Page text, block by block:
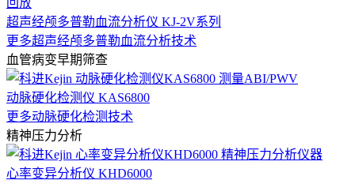
超声经颅多普勒血流分析仪 KJ-2V系列
更多超声经颅多普勒血流分析技术
血管病变早期筛查
动脉硬化检测仪 KAS6800
更多动脉硬化检测技术
精神压力分析
心率变异分析仪 KHD6000